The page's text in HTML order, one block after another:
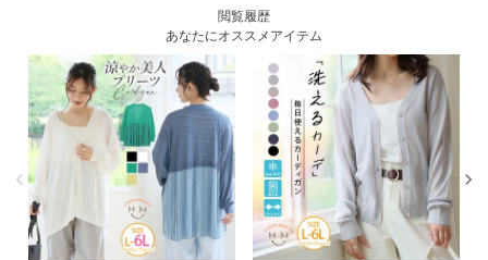
閲覧履歴
あなたにオススメアイテム